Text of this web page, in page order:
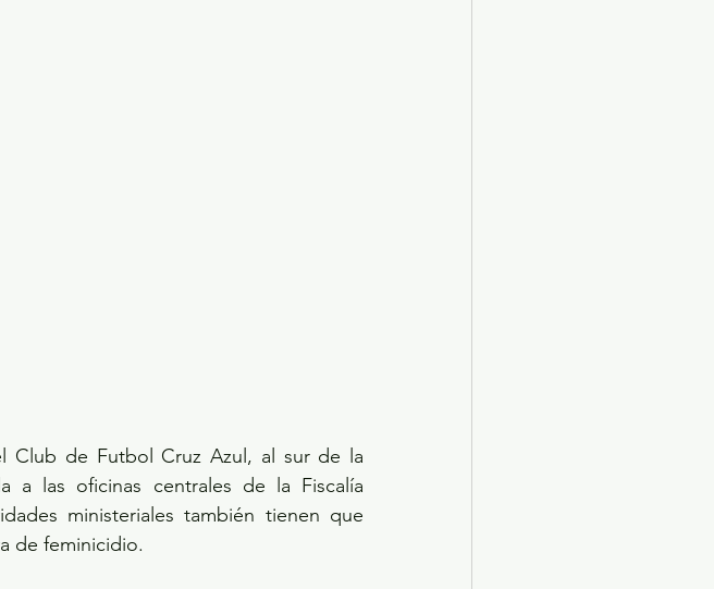
Club de Futbol Cruz Azul, al sur de la
a las oficinas centrales de la Fiscalía
ministeriales también tienen que
de feminicidio.